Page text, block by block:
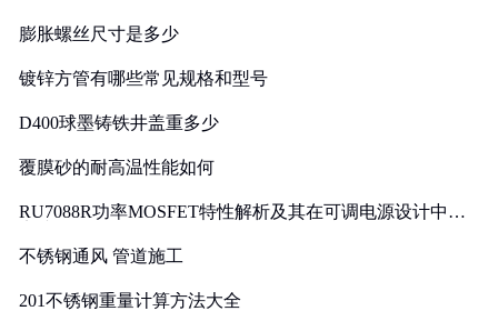
膨胀螺丝尺寸是多少
镀锌方管有哪些常见规格和型号
D400球墨铸铁井盖重多少
覆膜砂的耐高温性能如何
RU7088R功率MOSFET特性解析及其在可调电源设计中的
不锈钢通风 管道施工
201不锈钢重量计算方法大全